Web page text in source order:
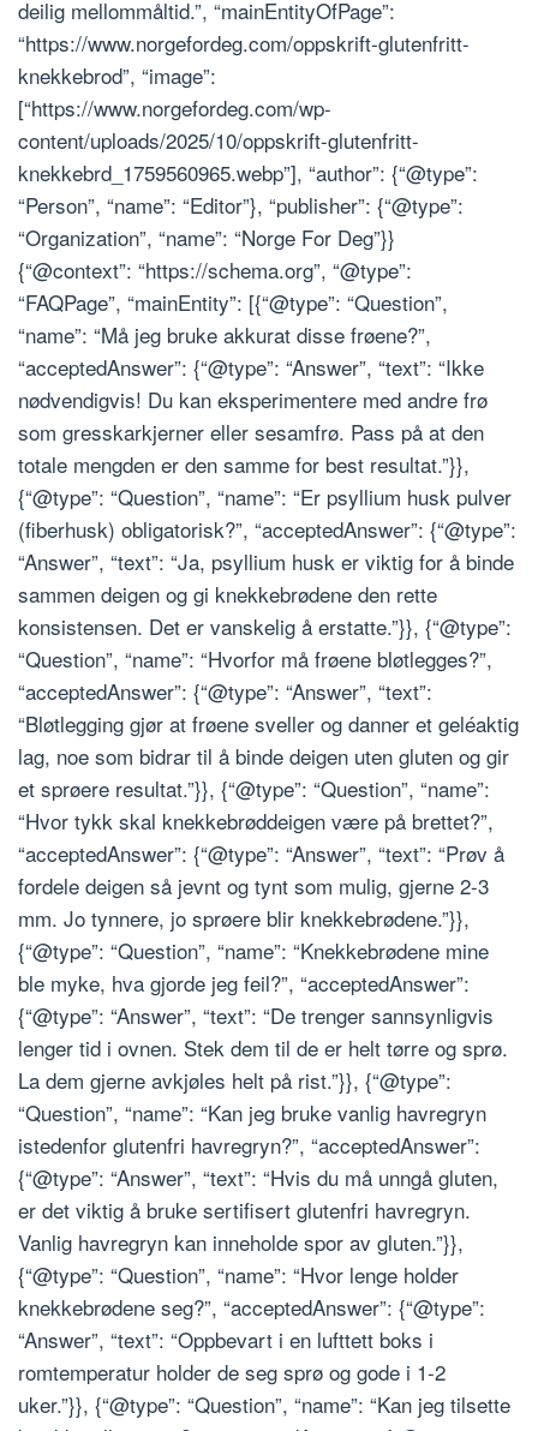
deilig mellommåltid.”, “mainEntityOfPage”:
“https://www.norgefordeg.com/oppskrift-glutenfritt-
knekkebrod”, “image”:
[“https://www.norgefordeg.com/wp-
content/uploads/2025/10/oppskrift-glutenfritt-
knekkebrd_1759560965.webp”], “author”: {“@type”:
“Person”, “name”: “Editor”}, “publisher”: {“@type”:
“Organization”, “name”: “Norge For Deg”}}
{“@context”: “https://schema.org”, “@type”:
“FAQPage”, “mainEntity”: [{“@type”: “Question”,
“name”: “Må jeg bruke akkurat disse frøene?”,
“acceptedAnswer”: {“@type”: “Answer”, “text”: “Ikke
nødvendigvis! Du kan eksperimentere med andre frø
som gresskarkjerner eller sesamfrø. Pass på at den
totale mengden er den samme for best resultat.”}},
{“@type”: “Question”, “name”: “Er psyllium husk pulver
(fiberhusk) obligatorisk?”, “acceptedAnswer”: {“@type”:
“Answer”, “text”: “Ja, psyllium husk er viktig for å binde
sammen deigen og gi knekkebrødene den rette
konsistensen. Det er vanskelig å erstatte.”}}, {“@type”:
“Question”, “name”: “Hvorfor må frøene bløtlegges?”,
“acceptedAnswer”: {“@type”: “Answer”, “text”:
“Bløtlegging gjør at frøene sveller og danner et geléaktig
lag, noe som bidrar til å binde deigen uten gluten og gir
et sprøere resultat.”}}, {“@type”: “Question”, “name”:
“Hvor tykk skal knekkebrøddeigen være på brettet?”,
“acceptedAnswer”: {“@type”: “Answer”, “text”: “Prøv å
fordele deigen så jevnt og tynt som mulig, gjerne 2-3
mm. Jo tynnere, jo sprøere blir knekkebrødene.”}},
{“@type”: “Question”, “name”: “Knekkebrødene mine
ble myke, hva gjorde jeg feil?”, “acceptedAnswer”:
{“@type”: “Answer”, “text”: “De trenger sannsynligvis
lenger tid i ovnen. Stek dem til de er helt tørre og sprø.
La dem gjerne avkjøles helt på rist.”}}, {“@type”:
“Question”, “name”: “Kan jeg bruke vanlig havregryn
istedenfor glutenfri havregryn?”, “acceptedAnswer”:
{“@type”: “Answer”, “text”: “Hvis du må unngå gluten,
er det viktig å bruke sertifisert glutenfri havregryn.
Vanlig havregryn kan inneholde spor av gluten.”}},
{“@type”: “Question”, “name”: “Hvor lenge holder
knekkebrødene seg?”, “acceptedAnswer”: {“@type”:
“Answer”, “text”: “Oppbevart i en lufttett boks i
romtemperatur holder de seg sprø og gode i 1-2
uker.”}}, {“@type”: “Question”, “name”: “Kan jeg tilsette